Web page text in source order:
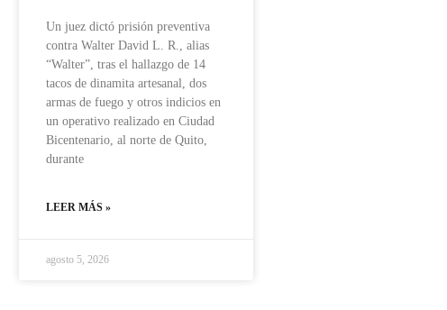
Un juez dictó prisión preventiva
contra Walter David L. R., alias
“Walter”, tras el hallazgo de 14
tacos de dinamita artesanal, dos
armas de fuego y otros indicios en
un operativo realizado en Ciudad
Bicentenario, al norte de Quito,
durante
LEER MÁS »
agosto 5, 2026